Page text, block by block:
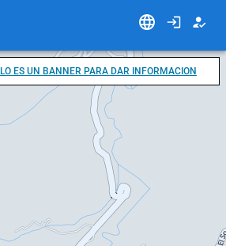
ES UN BANNER PARA DAR INFORMACION